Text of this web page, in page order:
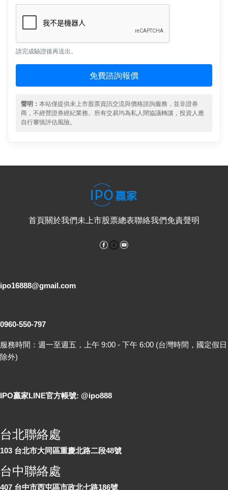
請完成驗證後再送出。
免費諮詢報價
聲明： 本站僅提供未上市股票資訊交流與價格諮詢服務，並非證券
商，不經營證券經紀業務。所有交易均為私人間協議轉讓，投資人應
自行審慎評估風險。
首頁關於我們未上市股票總表聯絡我們免責聲明
Facebook
ipo16888@gmail.com
0960-550-797
服務時間：週一至週五，上午 9:00 - 下午 6:00 (台灣時間，國定假日
除外)
IPO贏家LINE官方帳號: @ipo888
台北聯絡處
103 台北市大同區重慶北路二段48號
台中聯絡處
407 台中市西屯區市政北七路186號